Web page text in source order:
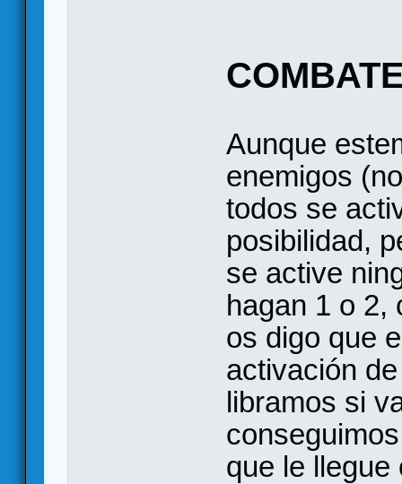
Aunque
enemigos
todos se
posibilidad,
se active
hagan 1 o 2,
os digo que
activación
libramos si
que le llegue